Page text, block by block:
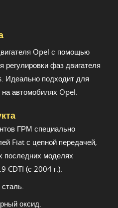
Opel с помощью
регулировки фаз двигателя
Идеально подходит для
автомобилях Opel.
ГРМ специально
Fiat с цепной передачей,
последних моделях
CDTI (с 2004 г.).
оксид.